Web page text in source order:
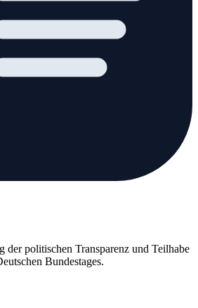
der politischen Transparenz und Teilhabe
Bundestages.